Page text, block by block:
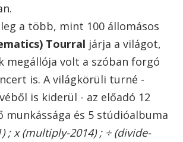
a több, mint 100 állomásos
Tourral járja a világot,
megállója volt a szóban forgó
is. A világkörüli turné -
is kiderül - az előadó 12
munkássága és 5 stúdióalbuma
; x (multiply-2014) ; ÷ (divide-